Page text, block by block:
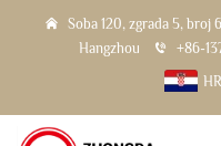
Soba 120, zgrada 5, broj
Hangzhou
+86-
HR